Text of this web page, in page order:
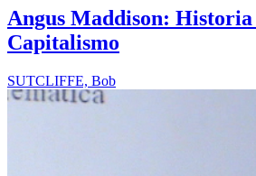
Angus Maddison: Historia
Capitalismo
SUTCLIFFE, Bob